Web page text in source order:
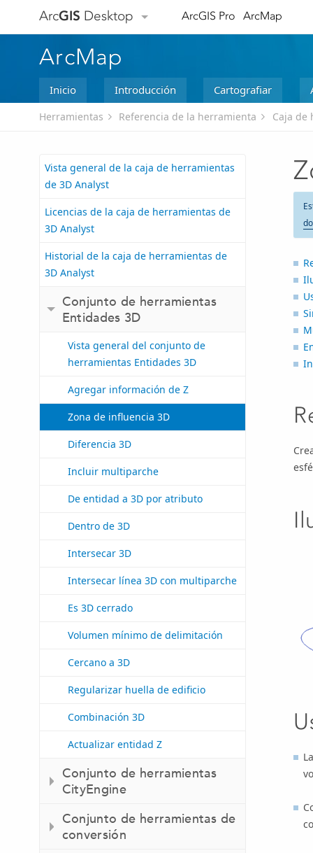
ArcGIS Desktop ArcGIS Pro ArcMap
ArcMap
Inicio Introducción Cartografiar
Herramientas Referencia de la herramienta Caja de
Vista general de la caja de herramientas
de 3D Analyst
Licencias de la caja de herramientas de
3D Analyst
Historial de la caja de herramientas de
3D Analyst
Conjunto de herramientas
Entidades 3D
Vista general del conjunto de
herramientas Entidades 3D
Agregar información de Z
Zona de influencia 3D
Diferencia 3D
Incluir multiparche
De entidad a 3D por atributo
Dentro de 3D
Intersecar 3D
Intersecar línea 3D con multiparche
Es 3D cerrado
Volumen mínimo de delimitación
Cercano a 3D
Regularizar huella de edificio
Combinación 3D
Actualizar entidad Z
Conjunto de herramientas
CityEngine
Conjunto de herramientas de
conversión